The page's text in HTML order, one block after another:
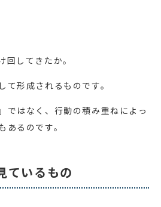
回してきたか。
て形成されるものです。
ではなく、行動の積み重ねによっ
あるのです。
ているもの